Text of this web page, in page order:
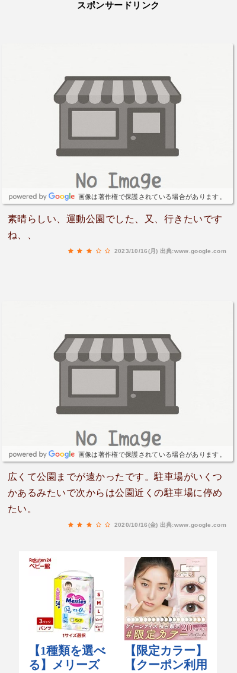
スポンサードリンク
画像は著作権で保護されている場合があります。
素晴らしい、運動公園でした、又、行きたいです
ね、、
2023/10/16(月) 出典:www.google.com
画像は著作権で保護されている場合があります。
広くて公園までが遠かったです。駐車場がいくつ
かあるみたいで次からは公園近くの駐車場に停め
たい。
2020/10/16(金) 出典:www.google.com